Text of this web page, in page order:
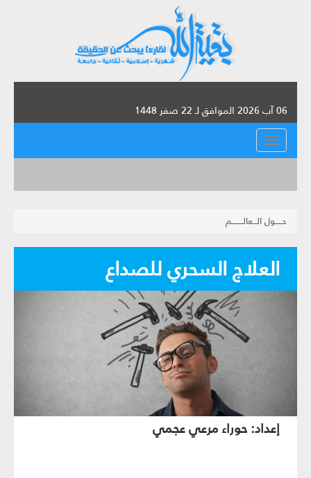
06 آب 2026 الموافق لـ 22 صفر 1448
القائمة
حـــــول الـــعالــــــــم
العلاج السحري للصداع
إعداد: حوراء مرعي عجمي